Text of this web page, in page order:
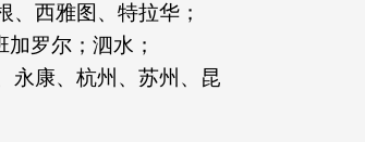
、西雅图、特拉华；
罗尔；泗水；
永康、杭州、苏州、昆